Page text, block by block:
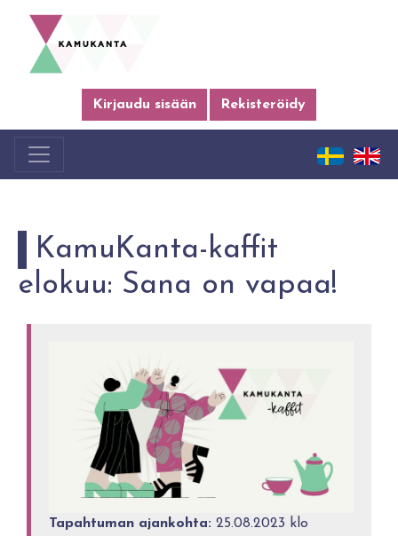
Kirjaudu sisään Rekisteröidy
KamuKanta-kaffit
elokuu: Sana on vapaa!
Tapahtuman ajankohta: 25.08.2023 klo